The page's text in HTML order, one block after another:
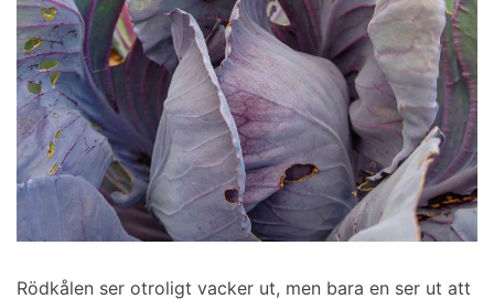
Rödkålen ser otroligt vacker ut, men bara en ser ut att